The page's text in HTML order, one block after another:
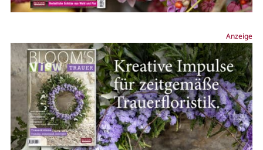
Anzeige